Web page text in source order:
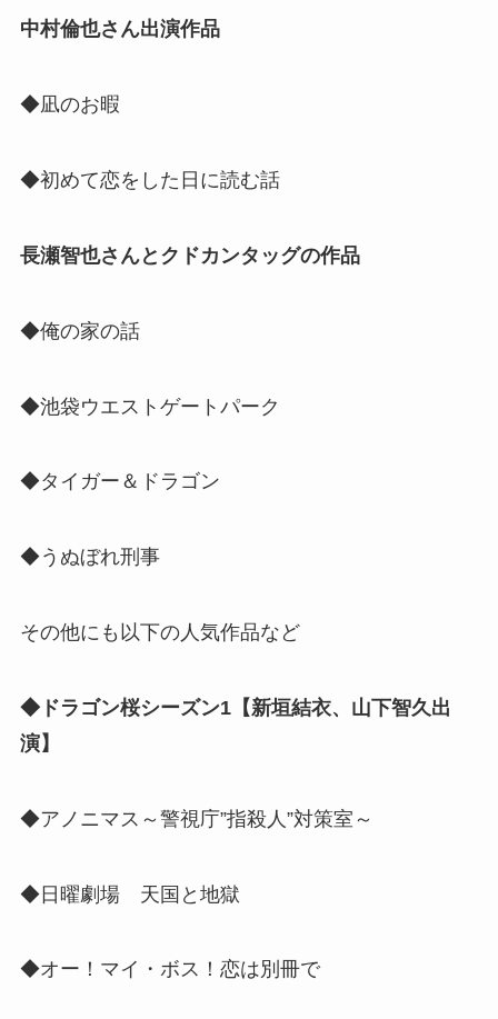
中村倫也さん出演作品
◆凪のお暇
◆初めて恋をした日に読む話
長瀬智也さんとクドカンタッグの作品
◆俺の家の話
◆池袋ウエストゲートパーク
◆タイガー＆ドラゴン
◆うぬぼれ刑事
その他にも以下の人気作品など
◆ドラゴン桜シーズン1【新垣結衣、山下智久出
演】
◆アノニマス～警視庁”指殺人”対策室～
◆日曜劇場 天国と地獄
◆オー！マイ・ボス！恋は別冊で